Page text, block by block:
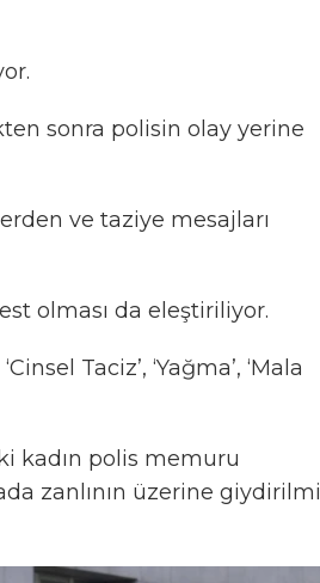
sonra polisin olay yerine
ve taziye mesajları
olması da eleştiriliyor.
Taciz’, ‘Yağma’, ‘Mala
kadın polis memuru
zanlının üzerine